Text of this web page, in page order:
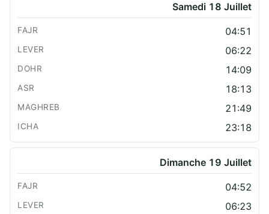
Samedi 18 Juillet
04:51
06:22
14:09
18:13
21:49
23:18
Dimanche 19 Juillet
04:52
06:23